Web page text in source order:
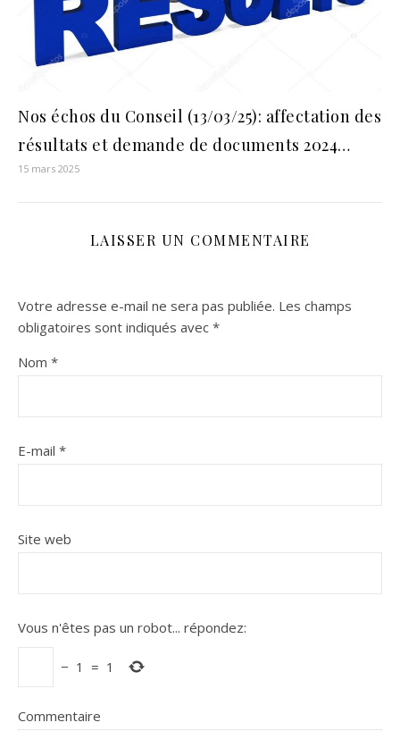
Nos échos du Conseil (13/03/25): affectation des
résultats et demande de documents 2024…
15 mars 2025
LAISSER UN COMMENTAIRE
Votre adresse e-mail ne sera pas publiée. Les champs
obligatoires sont indiqués avec *
Nom *
E-mail *
Site web
Vous n'êtes pas un robot... répondez:
− 1 = 1
Commentaire